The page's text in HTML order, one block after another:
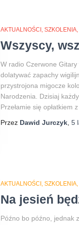
AKTUALNOŚCI, SZKOLENIA,
Wszyscy,
W radio Czerwone Gitary
dolatywać zapachy
przystrojona migocze
Narodzenia. Dzisiaj
Przełamie się opłatkiem
Przez Dawid Jurczyk, 5
AKTUALNOŚCI, SZKOLENIA,
Na jesień
Późno bo późno, jednak